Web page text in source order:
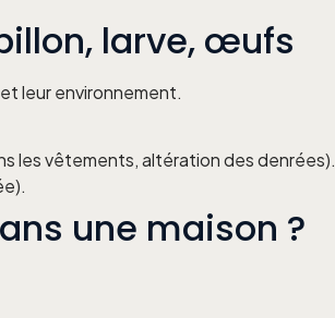
larve, œufs
et leur environnement.
les vêtements, altération des denrées).
une maison ?